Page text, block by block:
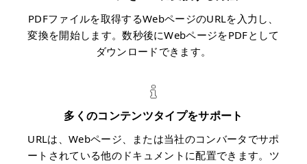
PDFファイルを取得するWebページのURLを入力し、
変換を開始します。数秒後にWebページをPDFとして
ダウンロードできます。
多くのコンテンツタイプをサポート
URLは、Webページ、または当社のコンバータでサポ
ートされている他のドキュメントに配置できます。ツ